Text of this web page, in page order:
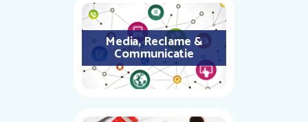
Media, Reclame &
Communicatie